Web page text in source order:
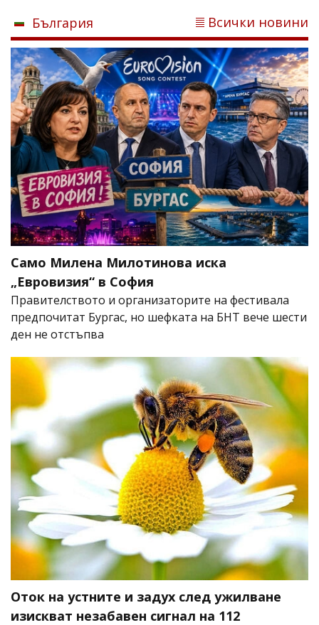
България Всички новини
Само Милена Милотинова иска
„Евровизия“ в София
Правителството и организаторите на фестивала
предпочитат Бургас, но шефката на БНТ вече шести
ден не отстъпва
Оток на устните и задух след ужилване
изискват незабавен сигнал на 112